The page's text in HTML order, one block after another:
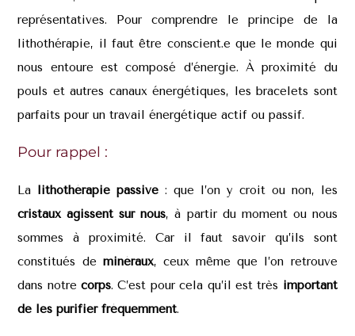
représentatives. Pour comprendre le principe de la
lithothérapie, il faut être conscient.e que le monde qui
nous entoure est composé d’énergie. À proximité du
pouls et autres canaux énergétiques, les bracelets sont
parfaits pour un travail énergétique actif ou passif.
Pour rappel :
La lithothérapie passive : que l’on y croit ou non, les
cristaux agissent sur nous, à partir du moment ou nous
sommes à proximité. Car il faut savoir qu’ils sont
constitués de minéraux, ceux même que l’on retrouve
dans notre corps. C’est pour cela qu’il est très important
de les purifier fréquemment.